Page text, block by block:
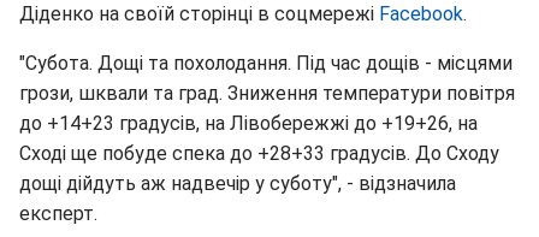
Діденко на своїй сторінці в соцмережі Facebook.
"Субота. Дощі та похолодання. Під час дощів - місцями
грози, шквали та град. Зниження температури повітря
до +14+23 градусів, на Лівобережжі до +19+26, на
Сході ще побуде спека до +28+33 градусів. До Сходу
дощі дійдуть аж надвечір у суботу", - відзначила
експерт.